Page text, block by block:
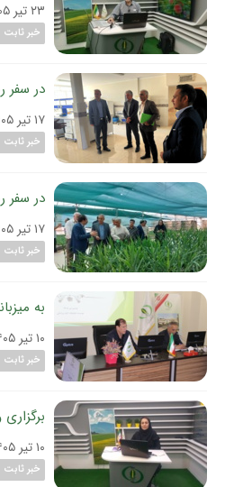
۲۳ تیر ۱۴۰۵
خبر ثابت
۱۷ تیر ۱۴۰۵
خبر ثابت
۱۷ تیر ۱۴۰۵
خبر ثابت
۱۰ تیر ۱۴۰۵
خبر ثابت
۱۰ تیر ۱۴۰۵
خبر ثابت